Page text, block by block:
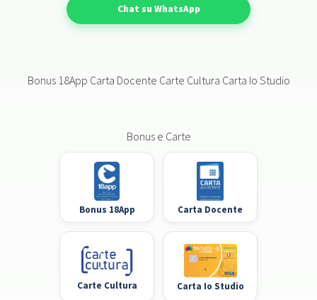
Chat su WhatsApp
Bonus 18App Carta Docente Carte Cultura Carta Io Studio
Bonus e Carte
Bonus 18App Carta Docente
Carte Cultura Carta Io Studio